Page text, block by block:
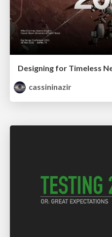
Designing for Timeless
cassininazir